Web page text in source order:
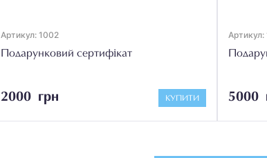
Артикул: 1002
Подарунковий сертифікат
2000 грн КУПИТИ
Артикул:
5000